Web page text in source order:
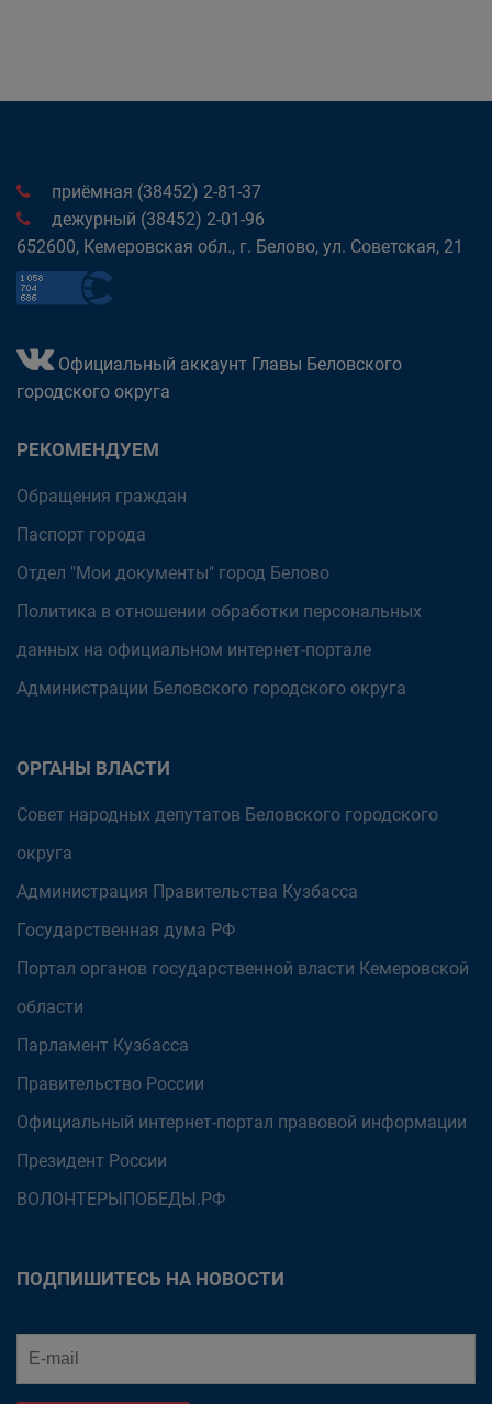
приёмная (38452) 2-81-37
дежурный (38452) 2-01-96
652600, Кемеровская обл., г. Белово, ул. Советская, 21
Официальный аккаунт Главы Беловского
городского округа
РЕКОМЕНДУЕМ
Обращения граждан
Паспорт города
Отдел "Мои документы" город Белово
Политика в отношении обработки персональных
данных на официальном интернет-портале
Администрации Беловского городского округа
ОРГАНЫ ВЛАСТИ
Совет народных депутатов Беловского городского
округа
Администрация Правительства Кузбасса
Государственная дума РФ
Портал органов государственной власти Кемеровской
области
Парламент Кузбасса
Правительство России
Официальный интернет-портал правовой информации
Президент России
ВОЛОНТЕРЫПОБЕДЫ.РФ
ПОДПИШИТЕСЬ НА НОВОСТИ